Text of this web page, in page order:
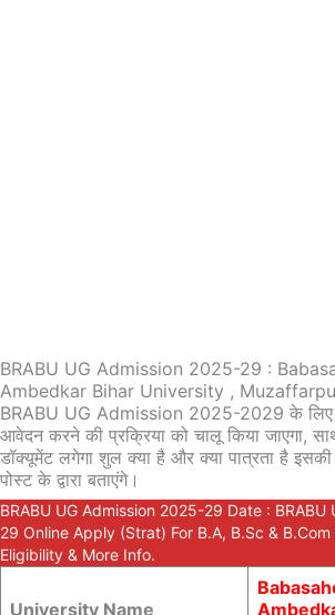
BRABU UG Admission 2025-29 :
Ambedkar Bihar University ,
BRABU UG Admission 2025-2029 के लिए
आवेदन करने की प्रक्रिया को चालू किया जाएगा,
डॉक्यूमेंट लगेगा शुल क्या है और क्या पात्रता है
पोस्ट के द्वारा बताएंगे।
BRABU UG Admission 2025-29 Date :
29 Online Apply (Strat) For B.A, B.Sc &
Eligibility & More Info.
University Name